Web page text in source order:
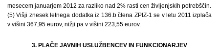
mesecem januarjem 2012 za razliko nad 2% rasti cen življenjskih potrebščin.
(5) Višji znesek letnega dodatka iz 136.b člena ZPIZ-1 se v letu 2011 izplača
v višini 367,95 eurov, nižji pa v višini 223,55 eurov.
3. PLAČE JAVNIH USLUŽBENCEV IN FUNKCIONARJEV